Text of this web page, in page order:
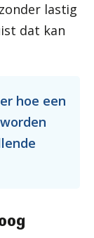
lastig
dat kan
hoe een